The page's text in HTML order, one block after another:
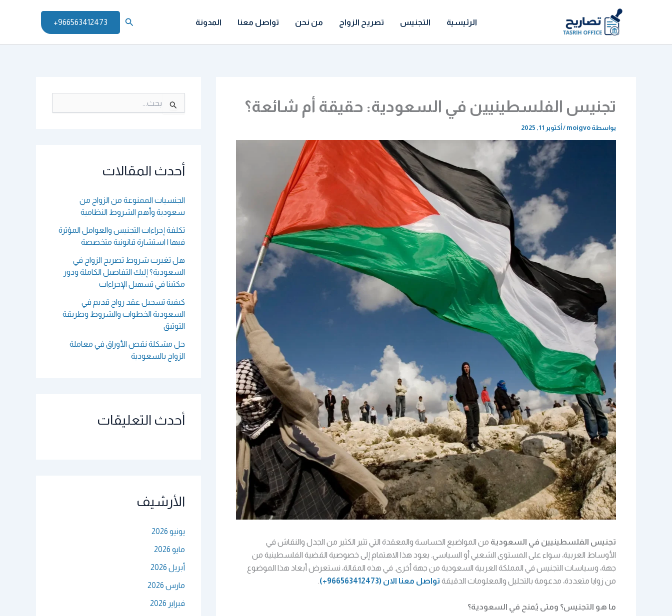
الرئيسية التجنيس تصريح الزواج من نحن تواصل معنا المدونة البحث 966563412473+
تجنيس الفلسطينيين في السعودية: حقيقة أم شائعة؟
بواسطة moigvo
/أكتوبر 11, 2025
تجنيس الفلسطينيين في السعودية من المواضيع الحساسة والمعقدة التي تثير الكثير من الجدل والنقاش في
الأوساط العربية، سواء على المستوى الشعبي أو السياسي. يعود هذا الاهتمام إلى خصوصية القضية الفلسطينية من
جهة، وسياسات التجنيس في المملكة العربية السعودية من جهة أخرى. في هذه المقالة، نستعرض أبعاد هذا الموضوع
من زوايا متعددة، مدعومة بالتحليل والمعلومات الدقيقة تواصل معنا الان (966563412473+)
ما هو التجنيس؟ ومتى يُمنح في السعودية؟
ل
ن
:أحدث المقالات
الجنسيات الممنوعة من الزواج من
سعودية وأهم الشروط النظامية
تكلفة إجراءات التجنيس والعوامل المؤثرة
فيها | استشارة قانونية متخصصة
هل تغيرت شروط تصريح الزواج في
السعودية؟ إليك التفاصيل الكاملة ودور
مكتبنا في تسهيل الإجراءات
كيفية تسجيل عقد زواج قديم في
السعودية الخطوات والشروط وطريقة
التوثيق
حل مشكلة نقص الأوراق في معاملة
الزواج بالسعودية
أحدث التعليقات
الأرشيف
يونيو 2026
مايو 2026
أبريل 2026
مارس 2026
فبراير 2026